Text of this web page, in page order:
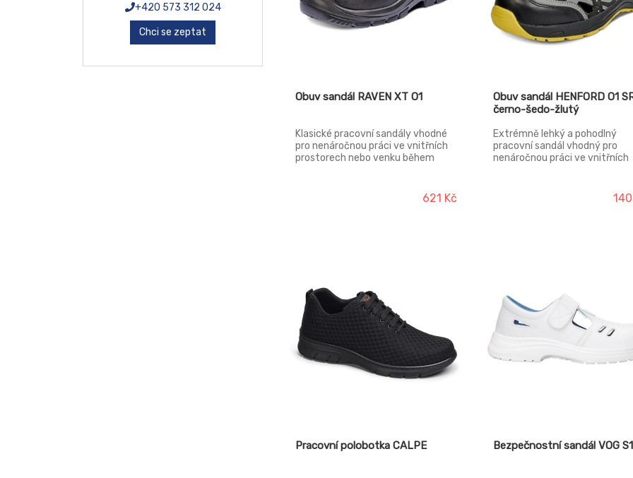
+420 573 312 024
Chci se zeptat
Obuv sandál RAVEN XT O1
Klasické pracovní sandály vhodné
pro nenáročnou práci ve vnitřních
prostorech nebo venku během
Podšívka: polyester mesh Norma:
621 Kč
Obuv sandál HENFORD O1
černo-šedo-žlutý
Extrémně lehký a pohodlný
pracovní sandál vhodný pro
nenáročnou práci ve vnitřních
mesh Podešev: guma
polyester mesh Norma: EN ISO
Pracovní polobotka CALPE Bezpečnostní sandál VOG S1